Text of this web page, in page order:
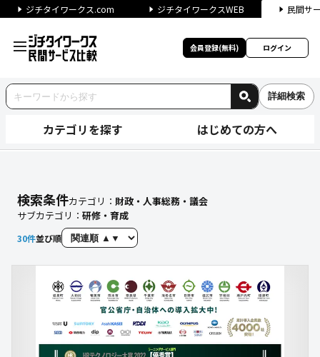
ジチタイワークス.com ジチタイワークスWEB 民間サ
会員登録(無料) ログイン
詳細検索
カテゴリを探す はじめての方へ
検索条件カテゴリ： 財政・人事総務・議会
サブカテゴリ： 研修・育成
30件並び順